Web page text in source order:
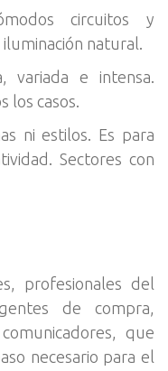
circuitos y
natural.
variada e intensa.
los casos.
ni estilos. Es para
Sectores con
profesionales del
de compra,
que
necesario para el